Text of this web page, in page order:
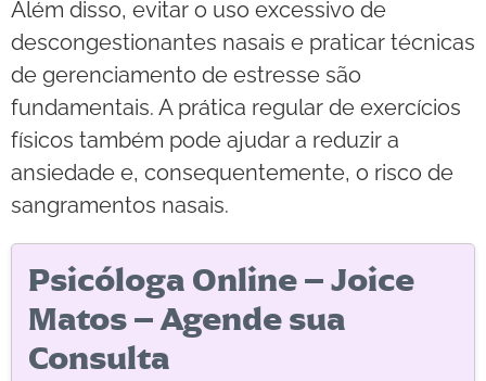
Além disso, evitar o uso excessivo de
descongestionantes nasais e praticar técnicas
de gerenciamento de estresse são
fundamentais. A prática regular de exercícios
físicos também pode ajudar a reduzir a
ansiedade e, consequentemente, o risco de
sangramentos nasais.
Psicóloga Online – Joice
Matos – Agende sua
Consulta